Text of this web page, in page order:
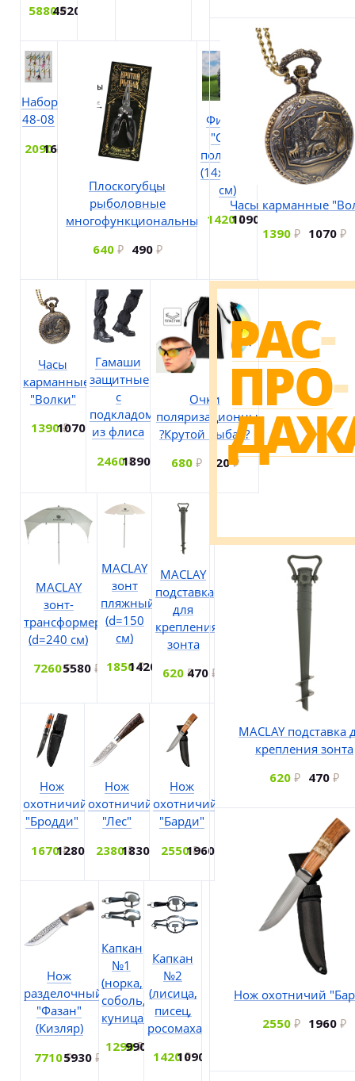
58804520
Набор
48-08
20901610
Плоскогубцы
рыболовные
многофункциональные
640
490
Фигура
"Сова
полярная"
(14х13х26
см)
14201090
Часы
карманные
"Волки"
13901070
Гамаши
защитные
с
подкладом
из флиса
24601890
Очки
поляризационные
?Крутой рыбак?
680
520
MACLAY
зонт-
трансформер
(d=240 см)
72605580
MACLAY
зонт
пляжный
(d=150
см)
18501420
MACLAY
подставка
для
крепления
зонта
620 470
Нож
охотничий
"Бродди"
16701280
Нож
охотничий
"Лес"
23801830
Нож
охотничий
"Барди"
25501960
Нож
разделочный
"Фазан"
(Кизляр)
77105930
Капкан
№1
(норка,
соболь,
куница)
1290990
Капкан
№2
(лисица,
писец,
росомаха)
14201090
Часы карманные
1390
1070
MACLAY подставка
крепления зонта
620
470
Нож охотничий
2550
1960